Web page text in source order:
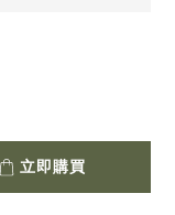
立即購買